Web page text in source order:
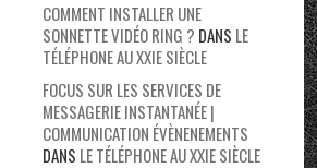
COMMENT INSTALLER UNE
SONNETTE VIDÉO RING ? DANS LE
TÉLÉPHONE AU XXIE SIÈCLE
FOCUS SUR LES SERVICES DE
MESSAGERIE INSTANTANÉE |
COMMUNICATION ÉVÈNENEMENTS
DANS LE TÉLÉPHONE AU XXIE SIÈCLE